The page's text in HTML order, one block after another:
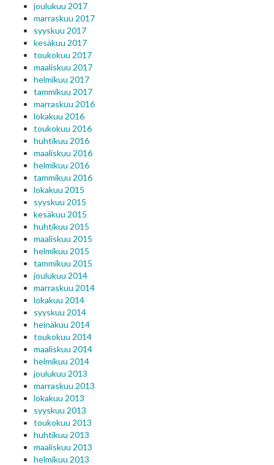
joulukuu 2017
marraskuu 2017
syyskuu 2017
kesäkuu 2017
toukokuu 2017
maaliskuu 2017
helmikuu 2017
tammikuu 2017
marraskuu 2016
lokakuu 2016
toukokuu 2016
huhtikuu 2016
maaliskuu 2016
helmikuu 2016
tammikuu 2016
lokakuu 2015
syyskuu 2015
kesäkuu 2015
huhtikuu 2015
maaliskuu 2015
helmikuu 2015
tammikuu 2015
joulukuu 2014
marraskuu 2014
lokakuu 2014
syyskuu 2014
heinäkuu 2014
toukokuu 2014
maaliskuu 2014
helmikuu 2014
joulukuu 2013
marraskuu 2013
lokakuu 2013
syyskuu 2013
toukokuu 2013
huhtikuu 2013
maaliskuu 2013
helmikuu 2013